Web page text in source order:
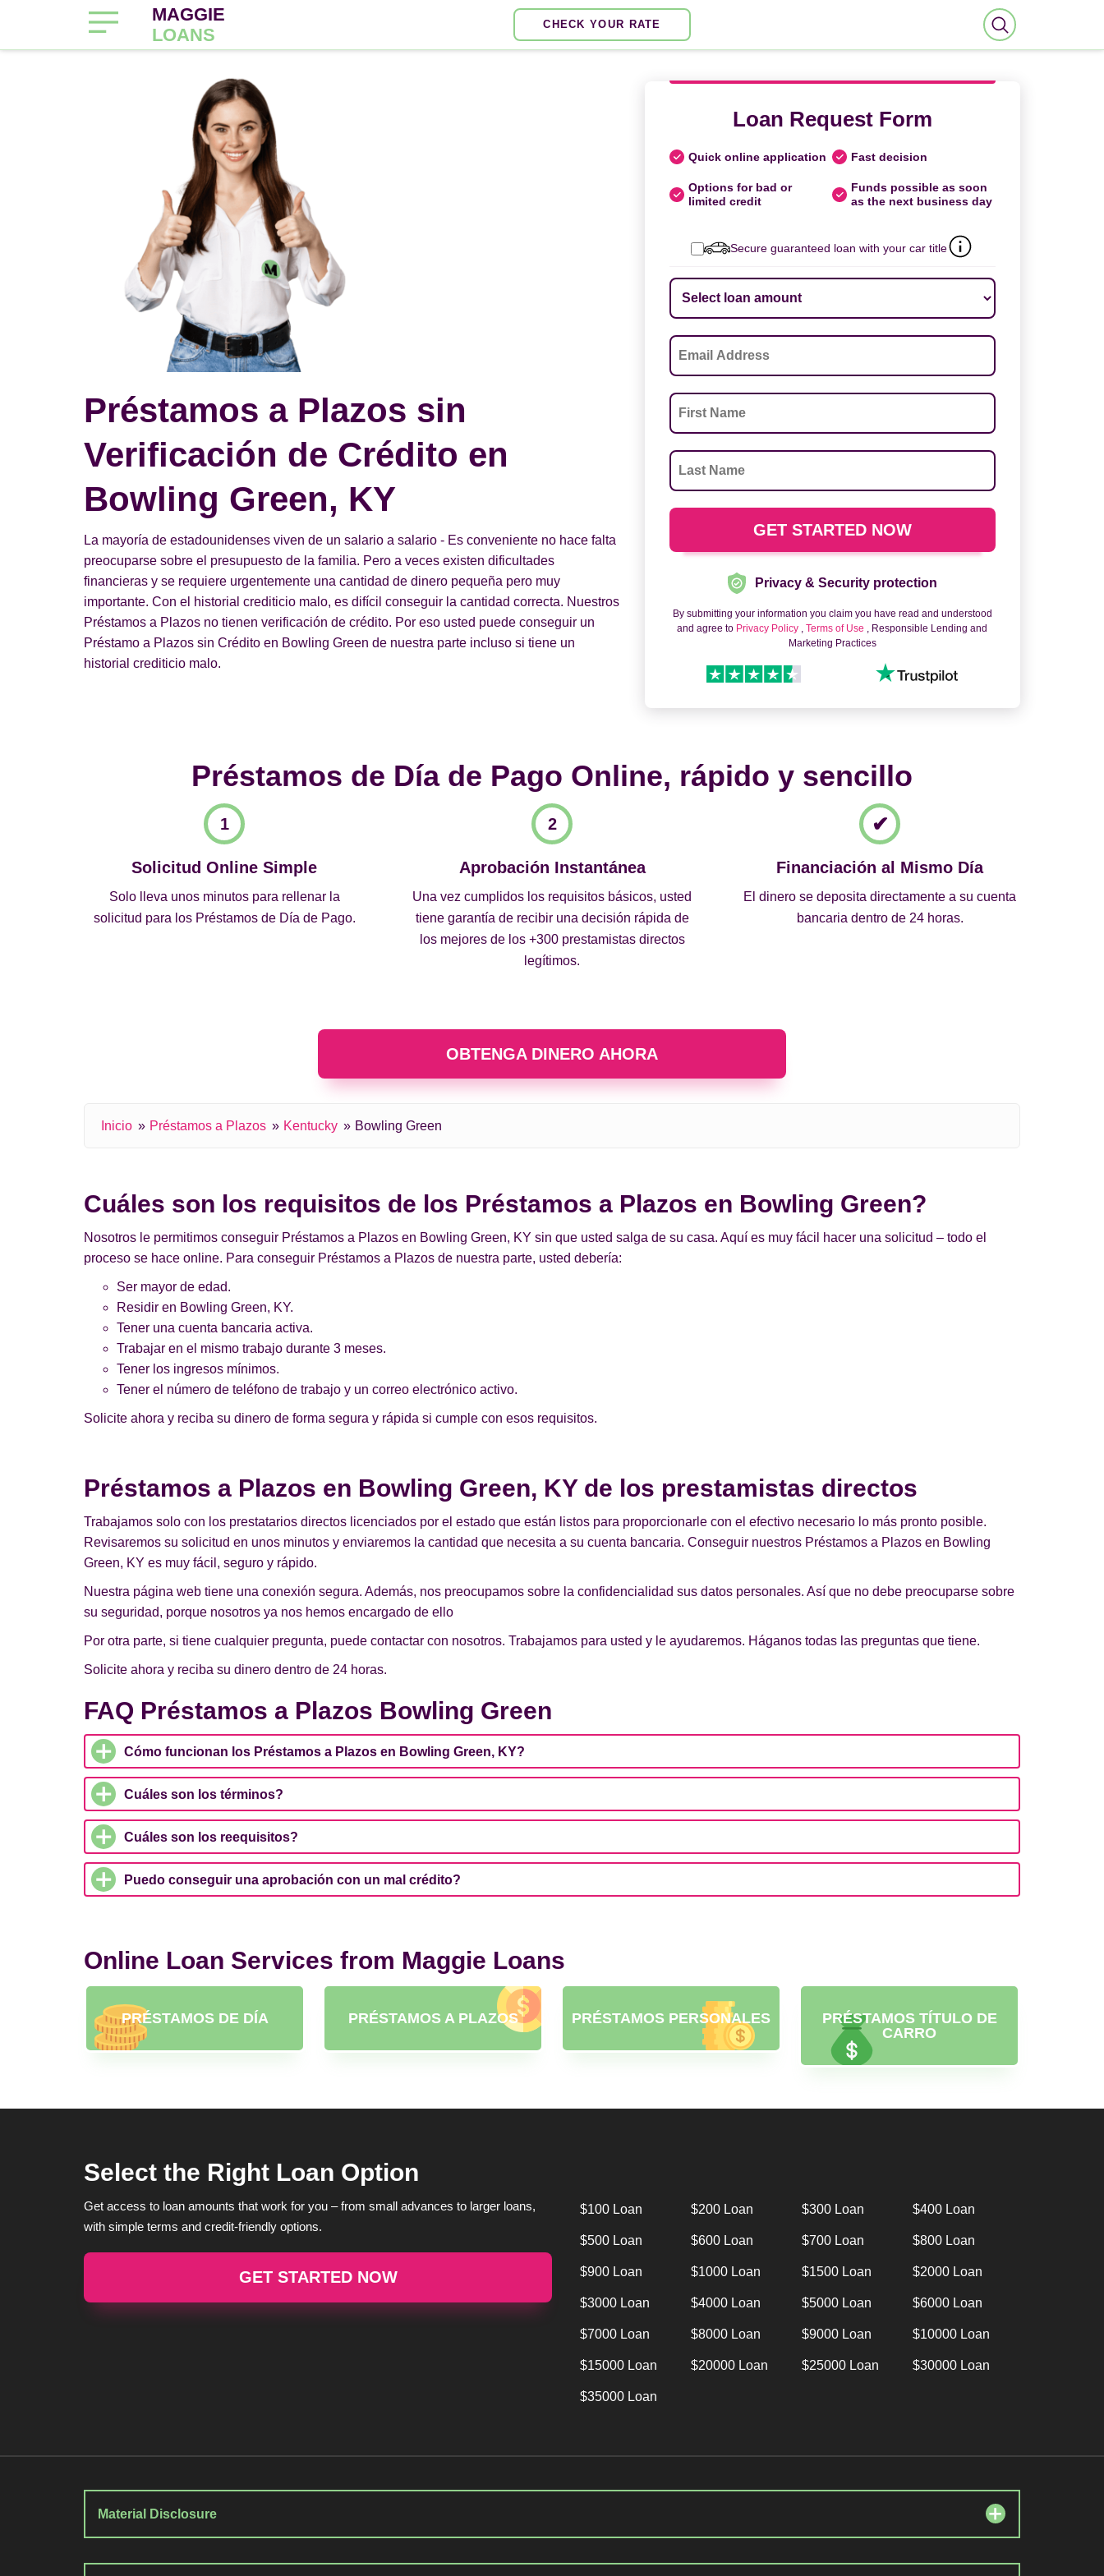
MAGGIE
LOANS
CHECK YOUR RATE
Préstamos a Plazos sin
Verificación de Crédito en
Bowling Green, KY
La mayoría de estadounidenses viven de un salario a salario - Es conveniente no hace falta
preocuparse sobre el presupuesto de la familia. Pero a veces existen dificultades
financieras y se requiere urgentemente una cantidad de dinero pequeña pero muy
importante. Con el historial crediticio malo, es difícil conseguir la cantidad correcta. Nuestros
Préstamos a Plazos no tienen verificación de crédito. Por eso usted puede conseguir un
Préstamo a Plazos sin Crédito en Bowling Green de nuestra parte incluso si tiene un
historial crediticio malo.
Loan Request Form
Quick online application Fast decision
Options for bad or
limited credit
Funds possible as soon
as the next business day
Secure guaranteed loan with your car title
Privacy & Security protection
By submitting your information you claim you have read and understood
and agree to Privacy Policy ,Terms of Use , Responsible Lending and
Marketing Practices
Préstamos de Día de Pago Online, rápido y sencillo
Solicitud Online Simple
Solo lleva unos minutos para rellenar la
solicitud para los Préstamos de Día de Pago.
Aprobación Instantánea
Una vez cumplidos los requisitos básicos, usted
tiene garantía de recibir una decisión rápida de
los mejores de los +300 prestamistas directos
legítimos.
Financiación al Mismo Día
El dinero se deposita directamente a su cuenta
bancaria dentro de 24 horas.
OBTENGA DINERO AHORA
Inicio Préstamos a Plazos Kentucky Bowling Green
Cuáles son los requisitos de los Préstamos a Plazos en Bowling Green?
Nosotros le permitimos conseguir Préstamos a Plazos en Bowling Green, KY sin que usted salga de su casa. Aquí es muy fácil hacer una solicitud – todo el
proceso se hace online. Para conseguir Préstamos a Plazos de nuestra parte, usted debería:
Ser mayor de edad.
Residir en Bowling Green, KY.
Tener una cuenta bancaria activa.
Trabajar en el mismo trabajo durante 3 meses.
Tener los ingresos mínimos.
Tener el número de teléfono de trabajo y un correo electrónico activo.
Solicite ahora y reciba su dinero de forma segura y rápida si cumple con esos requisitos.
Préstamos a Plazos en Bowling Green, KY de los prestamistas directos
Trabajamos solo con los prestatarios directos licenciados por el estado que están listos para proporcionarle con el efectivo necesario lo más pronto posible.
Revisaremos su solicitud en unos minutos y enviaremos la cantidad que necesita a su cuenta bancaria. Conseguir nuestros Préstamos a Plazos en Bowling
Green, KY es muy fácil, seguro y rápido.
Nuestra página web tiene una conexión segura. Además, nos preocupamos sobre la confidencialidad sus datos personales. Así que no debe preocuparse sobre
su seguridad, porque nosotros ya nos hemos encargado de ello
Por otra parte, si tiene cualquier pregunta, puede contactar con nosotros. Trabajamos para usted y le ayudaremos. Háganos todas las preguntas que tiene.
Solicite ahora y reciba su dinero dentro de 24 horas.
FAQ Préstamos a Plazos Bowling Green
Cómo funcionan los Préstamos a Plazos en Bowling Green, KY?
Cuáles son los términos?
Cuáles son los reequisitos?
Puedo conseguir una aprobación con un mal crédito?
Online Loan Services from Maggie Loans
PRÉSTAMOS DE DÍA PRÉSTAMOS A PLAZOS PRÉSTAMOS PERSONALES
PRÉSTAMOS TÍTULO DE
CARRO
Select the Right Loan Option
Get access to loan amounts that work for you – from small advances to larger loans,
with simple terms and credit-friendly options.
GET STARTED NOW
$100 Loan $200 Loan $300 Loan $400 Loan
$500 Loan $600 Loan $700 Loan $800 Loan
$900 Loan $1000 Loan $1500 Loan $2000 Loan
$3000 Loan $4000 Loan $5000 Loan $6000 Loan
$7000 Loan $8000 Loan $9000 Loan $10000 Loan
$15000 Loan $20000 Loan $25000 Loan $30000 Loan
$35000 Loan
Material Disclosure